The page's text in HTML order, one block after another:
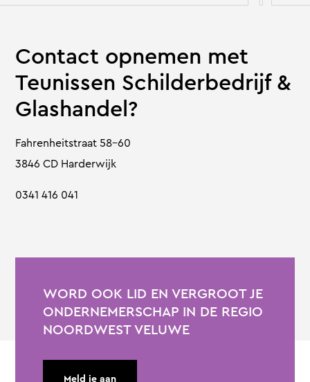
Contact opnemen met
Teunissen Schilderbedrijf &
Glashandel?
Fahrenheitstraat 58-60
3846 CD Harderwijk
0341 416 041
WORD OOK LID EN VERGROOT JE
ONDERNEMERSCHAP IN DE REGIO
NOORDWEST VELUWE
Meld je aan